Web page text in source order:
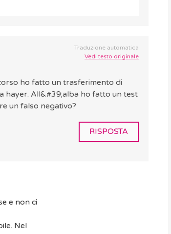
Traduzione automatica
Vedi testo originale
ho fatto un trasferimento di
hayer. All&#39;alba ho fatto un test
un falso negativo?
RISPOSTA
e non ci
Nel